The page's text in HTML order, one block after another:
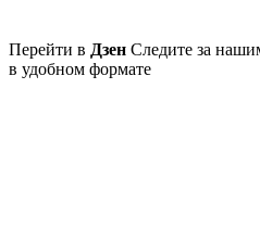
Перейти в Дзен Следите за
в удобном формате